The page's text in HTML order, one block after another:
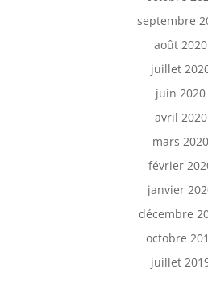
septembre
août 2020
juillet
juin 2020
avril 2020
mars 2020
février
janvier
décembre
octobre
juillet